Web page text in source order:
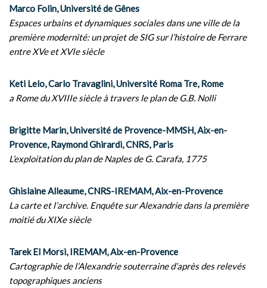
Marco Folin, Université de Gênes
Espaces urbains et dynamiques sociales dans une ville de la
première modernité: un projet de SIG sur l’histoire de Ferrare
entre XVe et XVIe siècle
Keti Lelo, Carlo Travaglini, Université Roma Tre, Rome
a Rome du XVIIIe siècle à travers le plan de G.B. Nolli
Brigitte Marin, Université de Provence-MMSH, Aix-en-
Provence, Raymond Ghirardi, CNRS, Paris
L’exploitation du plan de Naples de G. Carafa, 1775
Ghislaine Alleaume, CNRS-IREMAM, Aix-en-Provence
La carte et l’archive. Enquête sur Alexandrie dans la première
moitié du XIXe siècle
Tarek El Morsi, IREMAM, Aix-en-Provence
Cartographie de l’Alexandrie souterraine d’après des relevés
topographiques anciens